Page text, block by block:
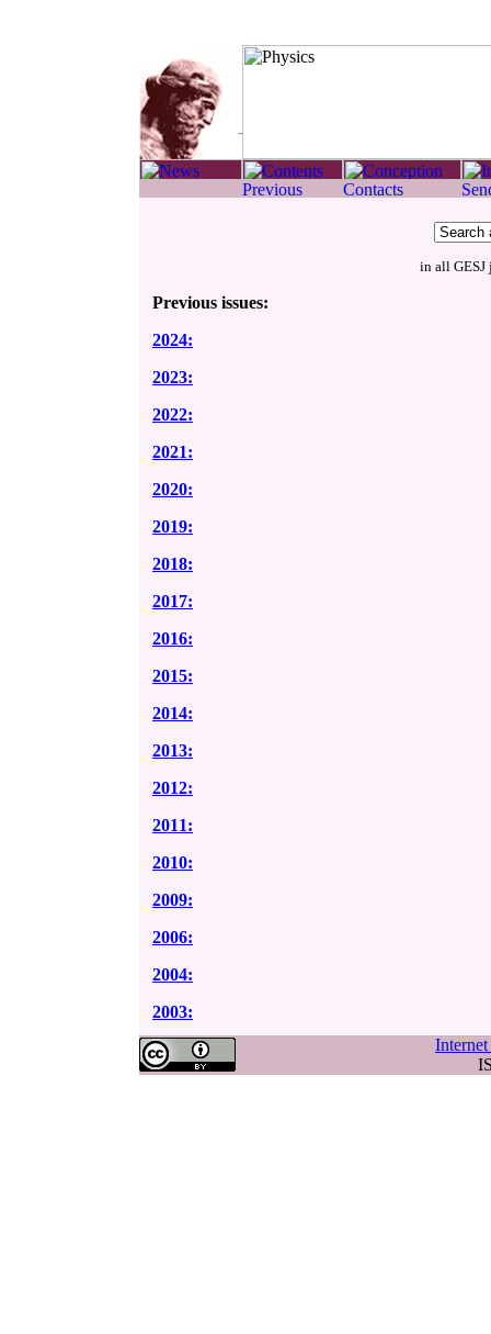
in all GESJ
Previous issues:
2024:
2023:
2022:
2021:
2020:
2019:
2018:
2017:
2016:
2015:
2014:
2013:
2012:
2011:
2010:
2009:
2006:
2004:
2003: